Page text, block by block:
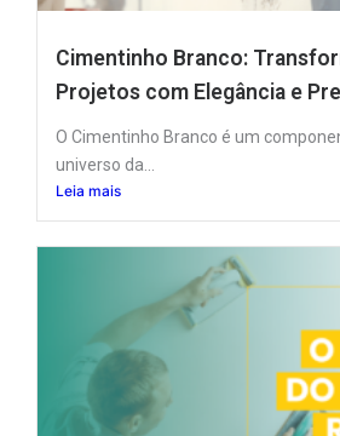
Cimentinho Branco:
Projetos com Elegância e
O Cimentinho Branco é um
universo da...
Leia mais